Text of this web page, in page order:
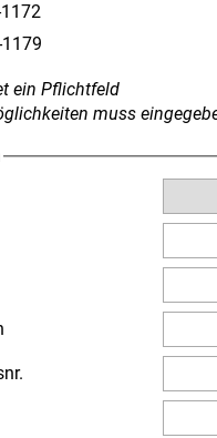
ein Pflichtfeld
muss